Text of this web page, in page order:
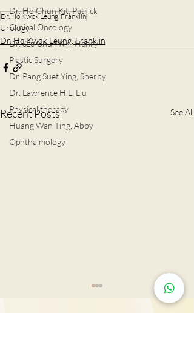
Dr. Ho Chun Kit, Patrick
Clinical Oncology
Dr. Sze Chun Kin, Henry
Plastic Surgery
Dr. Pang Suet Ying, Sherby
Dr. Lawrence H.L. Liu
Physical therapy
Huang Wan Ting, Abby
Ophthalmology
Dr. Ho Kwok Leung, Franklin
Urology
Dr. Ho Kwok Leung, Franklin
Recent Posts See All